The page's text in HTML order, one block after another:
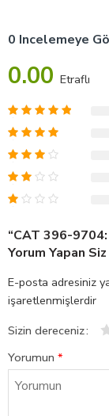
0 Incelemeye
0.00 Etraflı
“CAT 396-
Yorum Yapan
E-posta adresiniz
işaretlenmişlerdir
Sizin dereceniz
Yorumun *